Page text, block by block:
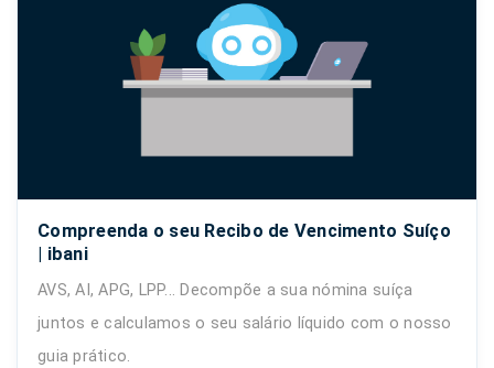
Compreenda o seu Recibo de Vencimento Suíço
| ibani
AVS, AI, APG, LPP... Decompõe a sua nómina suíça
juntos e calculamos o seu salário líquido com o nosso
guia prático.